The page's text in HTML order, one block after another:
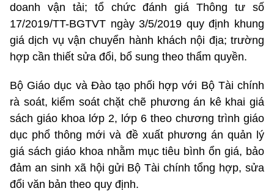
doanh vận tải; tổ chức đánh giá Thông tư số
17/2019/TT-BGTVT ngày 3/5/2019 quy định khung
giá dịch vụ vận chuyển hành khách nội địa; trường
hợp cần thiết sửa đổi, bổ sung theo thẩm quyền.
Bộ Giáo dục và Đào tạo phối hợp với Bộ Tài chính
rà soát, kiểm soát chặt chẽ phương án kê khai giá
sách giáo khoa lớp 2, lớp 6 theo chương trình giáo
dục phổ thông mới và đề xuất phương án quản lý
giá sách giáo khoa nhằm mục tiêu bình ổn giá, bảo
đảm an sinh xã hội gửi Bộ Tài chính tổng hợp, sửa
đổi văn bản theo quy định.